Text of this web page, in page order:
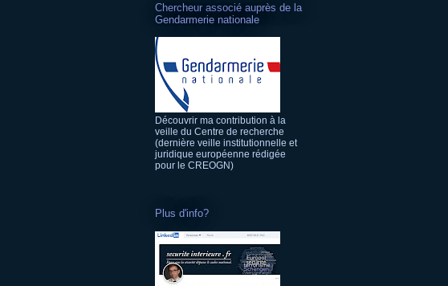
Chercheur associé auprès de la
Gendarmerie nationale
Découvrir ma contribution à la
veille du Centre de recherche
(dernière veille institutionnelle et
juridique européenne rédigée
pour le CREOGN)
Plus d'info?